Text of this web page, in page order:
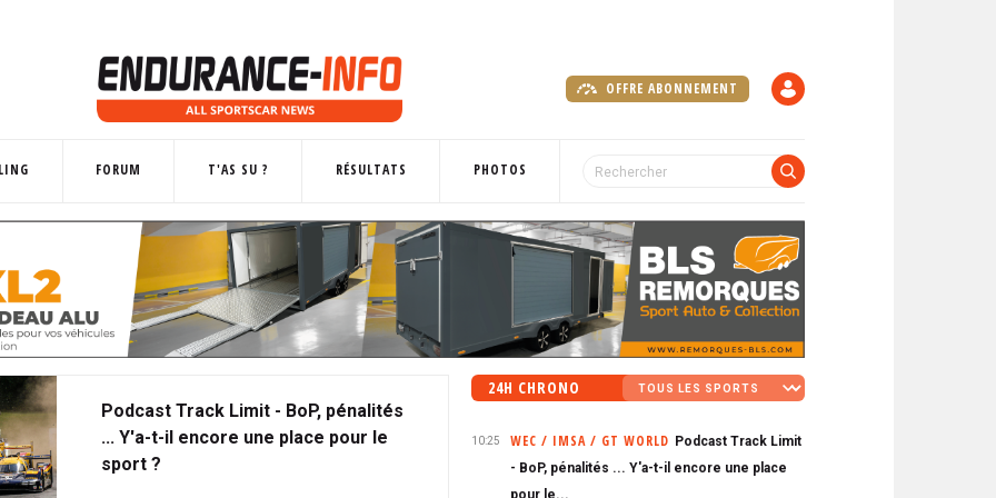
OFFRE ABONNEMENT
FORUM T'AS SU ? RÉSULTATS PHOTOS
Podcast Track Limit - BoP, pénalités
... Y'a-t-il encore une place pour le
sport ?
24H CHRONO
10:25 WEC / IMSA / GT WORLD Podcast Track Limit
- BoP, pénalités ... Y'a-t-il encore une place
pour le...